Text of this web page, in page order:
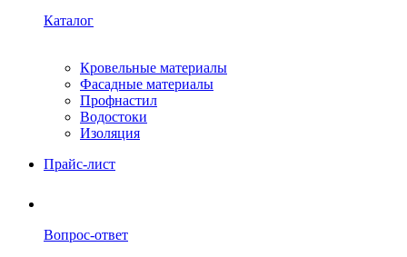
Каталог
Кровельные материалы
Фасадные материалы
Профнастил
Водостоки
Изоляция
Прайс-лист
Вопрос-ответ